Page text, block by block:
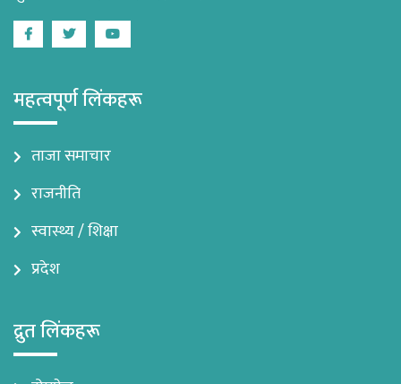
FacebookTwitterYoutube
महत्वपूर्ण लिंकहरू
ताजा समाचार
राजनीति
स्वास्थ्य / शिक्षा
प्रदेश
द्रुत लिंकहरू